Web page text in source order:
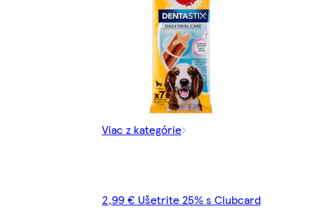
Viac z kategórie
2,99 € Ušetrite 25% s Clubcard